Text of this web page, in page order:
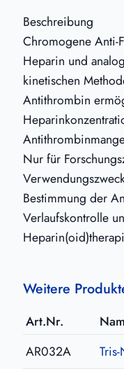
Beschreibung
Chromogene Anti-
Heparin und
kinetischen
Antithrombin
Nur für
Bestimmung der
Verlaufskontrolle
Weitere
Art.Nr.
AR032A